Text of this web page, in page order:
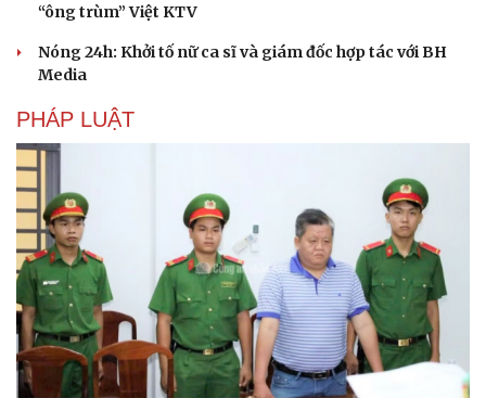
“ông trùm” Việt KTV
Nóng 24h: Khởi tố nữ ca sĩ và giám đốc hợp tác với BH
Media
PHÁP LUẬT